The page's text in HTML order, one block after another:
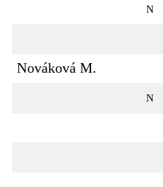
N
Nováková M.
N